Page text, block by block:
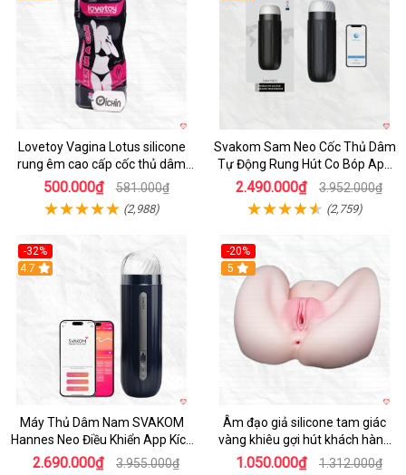
Lovetoy Vagina Lotus silicone
rung êm cao cấp cốc thủ dâm
nam
500.000₫ 581.000₫
(2,988)
Svakom Sam Neo Cốc Thủ Dâm
Tự Động Rung Hút Co Bóp App
Điều Khiển
2.490.000₫ 3.952.000₫
(2,759)
-32%
Hot
4.7
Máy Thủ Dâm Nam SVAKOM
Hannes Neo Điều Khiển App Kích
Thích
2.690.000₫ 3.955.000₫
-20%
Hot
5
Âm đạo giả silicone tam giác
vàng khiêu gợi hút khách hàng
nam
1.050.000₫ 1.312.000₫